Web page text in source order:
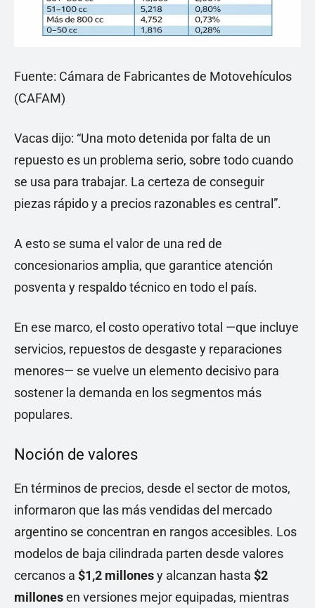
Fuente: Cámara de Fabricantes de Motovehículos
(CAFAM)
Vacas dijo: “Una moto detenida por falta de un
repuesto es un problema serio, sobre todo cuando
se usa para trabajar. La certeza de conseguir
piezas rápido y a precios razonables es central”.
A esto se suma el valor de una red de
concesionarios amplia, que garantice atención
posventa y respaldo técnico en todo el país.
En ese marco, el costo operativo total —que incluye
servicios, repuestos de desgaste y reparaciones
menores— se vuelve un elemento decisivo para
sostener la demanda en los segmentos más
populares.
Noción de valores
En términos de precios, desde el sector de motos,
informaron que las más vendidas del mercado
argentino se concentran en rangos accesibles. Los
modelos de baja cilindrada parten desde valores
cercanos a $1,2 millonesy alcanzan hasta $2
millonesen versiones mejor equipadas, mientras